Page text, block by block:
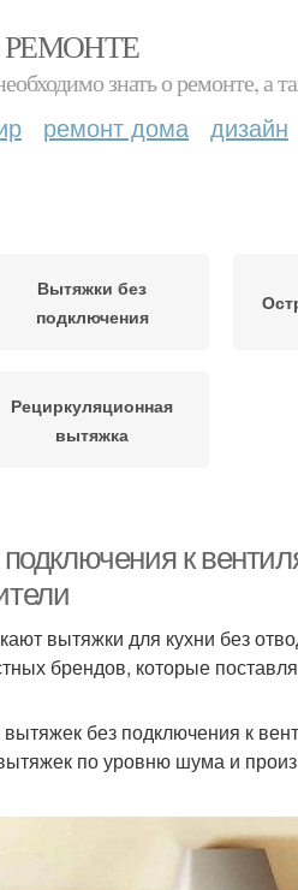
РЕМОНТЕ
знать о ремонте,
ремонт дома дизайн
Вытяжки без
подключения
Рециркуляционная
вытяжка
к
вытяжки для кухни без
брендов, которые
без подключения к
по уровню шума и